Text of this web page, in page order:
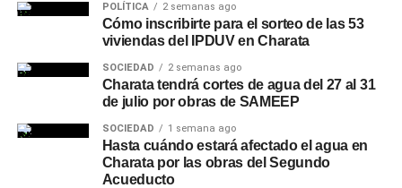
POLÍTICA 2 semanas ago
Cómo inscribirte para el sorteo de las 53
viviendas del IPDUV en Charata
SOCIEDAD 2 semanas ago
Charata tendrá cortes de agua del 27 al 31
de julio por obras de SAMEEP
SOCIEDAD 1 semana ago
Hasta cuándo estará afectado el agua en
Charata por las obras del Segundo
Acueducto